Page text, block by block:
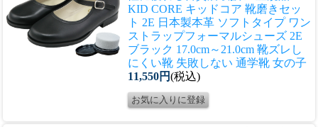
KID CORE キッドコア 靴磨きセッ
ト 2E 日本製本革 ソフトタイプ ワン
ストラップフォーマルシューズ 2E
ブラック 17.0cm～21.0cm 靴ズレし
にくい靴 失敗しない 通学靴 女の子
11,550円(税込)